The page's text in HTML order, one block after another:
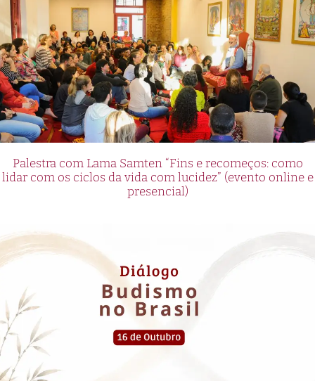
Palestra com Lama Samten “Fins e recomeços: como
lidar com os ciclos da vida com lucidez” (evento online e
presencial)